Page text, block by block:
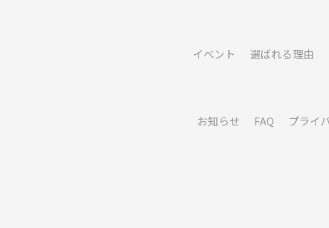
イベント 選ばれる理由
お知らせ FAQ プライ